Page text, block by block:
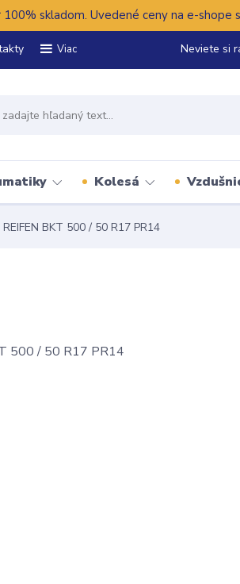
skladom. Uvedené ceny na e-
Viac Neviete si
Kolesá
REIFEN BKT 500 / 50 R17 PR14